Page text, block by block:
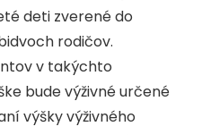
deti zverené do
rodičov.
v takýchto
bude výživné určené
výšky výživného